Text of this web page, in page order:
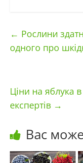
← Рослини
одного про
Ціни на яблука
експертів →
Вас